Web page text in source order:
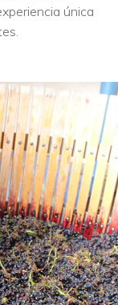
única